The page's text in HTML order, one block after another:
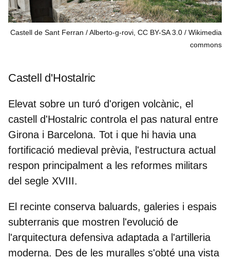
Castell de Sant Ferran / Alberto-g-rovi, CC BY-SA 3.0
Wikimedia
commons
Castell d'Hostalric
Elevat sobre un turó d'origen volcànic, el
castell d'Hostalric controla el pas natural entre
Girona i Barcelona. Tot i que hi havia una
fortificació medieval prèvia, l'estructura actual
respon principalment a les reformes militars
del segle XVIII.
El recinte conserva baluards, galeries i espais
subterranis que mostren l'evolució de
l'arquitectura defensiva adaptada a l'artilleria
moderna. Des de les muralles s'obté una vista